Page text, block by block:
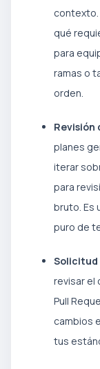
contexto.
qué
para
ramas o
orden.
Revisión
planes
iterar
para
bruto. Es
puro de
Solicitud
revisar el
Pull
cambios
tus